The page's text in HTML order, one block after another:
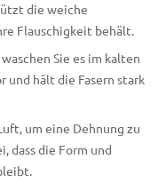
die weiche
Flauschigkeit behält.
Sie es im kalten
und hält die Fasern stark
um eine Dehnung zu
dass die Form und